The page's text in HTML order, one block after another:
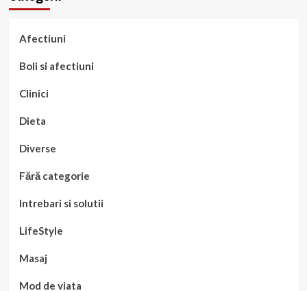
Afectiuni
Boli si afectiuni
Clinici
Dieta
Diverse
Fără categorie
Intrebari si solutii
LifeStyle
Masaj
Mod de viata